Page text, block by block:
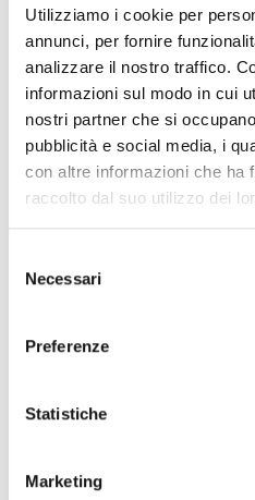
Utilizziamo i cookie per
annunci, per fornire
analizzare il nostro traffico.
informazioni sul modo in cui
nostri partner che si
pubblicità e social media, i
con altre informazioni che ha
raccolto dal suo utilizzo dei
delNecessari
Preferenze
Statistiche
Marketing
_gid Google
_hjSession_
#
Hotjar
ser_#